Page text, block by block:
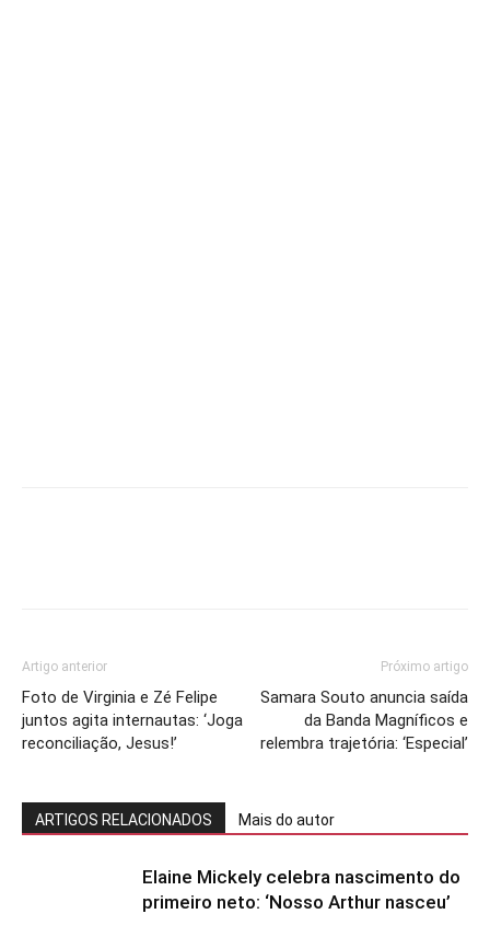
Artigo anterior
Foto de Virginia e Zé Felipe
juntos agita internautas: ‘Joga
reconciliação, Jesus!’
Próximo artigo
Samara Souto anuncia saída
da Banda Magníficos e
relembra trajetória: ‘Especial’
ARTIGOS RELACIONADOS Mais do autor
Elaine Mickely celebra nascimento do
primeiro neto: ‘Nosso Arthur nasceu’